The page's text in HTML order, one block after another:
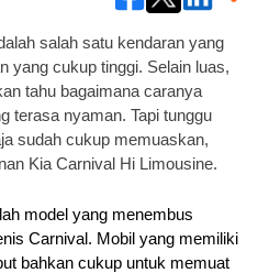
salah satu kendaran yang
yang cukup tinggi. Selain luas,
tahu bagaimana caranya
terasa nyaman. Tapi tunggu
sudah cukup memuaskan,
Kia Carnival Hi Limousine.
model yang menembus
Carnival. Mobil yang memiliki
bahkan cukup untuk memuat